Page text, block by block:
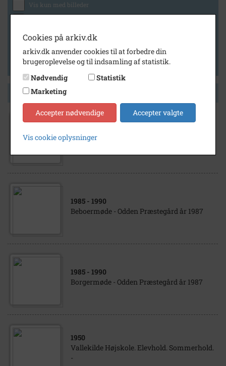
Vis kun med billeder
Vis kun med lydklip
Vis kun med kilder
Vis kun med geo-tag
Side 1 af 1
Borgermøde - Odden år 1990
1985 - 1990
Beboermøde - Odden Præstegård år 1987
1985 - 1990
Borgermøde - Odden Præstegård år 1987
1950
Vallekilde Højskole. Elevhold. Sommerhold.
-
Cookies på arkiv.dk
arkiv.dk anvender cookies til at forbedre din
brugeroplevelse og til indsamling af statistik.
Nødvendig
Statistik
Marketing
Accepter nødvendige Accepter valgte
Vis cookie oplysninger